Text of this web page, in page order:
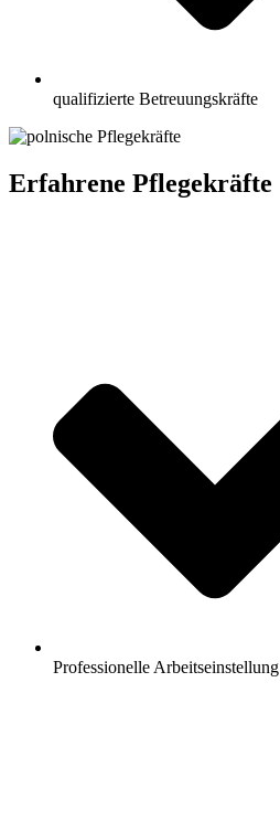
qualifizierte Betreuungskräfte
Erfahrene Pflegekräfte
Professionelle Arbeitseinstellung